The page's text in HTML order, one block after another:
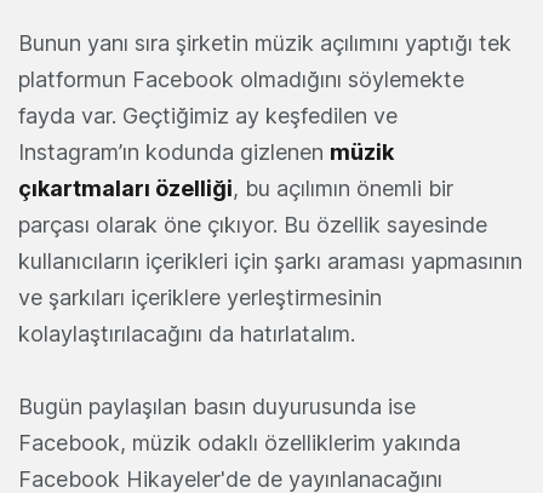
Bunun yanı sıra şirketin müzik açılımını yaptığı tek
platformun Facebook olmadığını söylemekte
fayda var. Geçtiğimiz ay keşfedilen ve
Instagram’ın kodunda gizlenen müzik
çıkartmaları özelliği, bu açılımın önemli bir
parçası olarak öne çıkıyor. Bu özellik sayesinde
kullanıcıların içerikleri için şarkı araması yapmasının
ve şarkıları içeriklere yerleştirmesinin
kolaylaştırılacağını da hatırlatalım.
Bugün paylaşılan basın duyurusunda ise
Facebook, müzik odaklı özelliklerim yakında
Facebook Hikayeler'de de yayınlanacağını